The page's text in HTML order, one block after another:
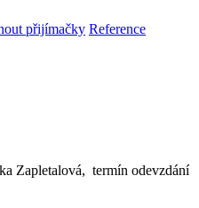
přijímačky Reference
Zapletalová, termín odevzdání